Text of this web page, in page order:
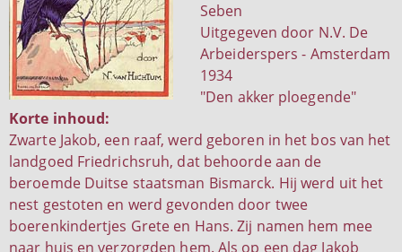
Seben
Uitgegeven door N.V. De
Arbeiderspers - Amsterdam
1934
"Den akker ploegende"
Korte inhoud:
Zwarte Jakob, een raaf, werd geboren in het bos van het
landgoed Friedrichsruh, dat behoorde aan de
beroemde Duitse staatsman Bismarck. Hij werd uit het
nest gestoten en werd gevonden door twee
boerenkindertjes Grete en Hans. Zij namen hem mee
naar huis en verzorgden hem. Als op een dag Jakob